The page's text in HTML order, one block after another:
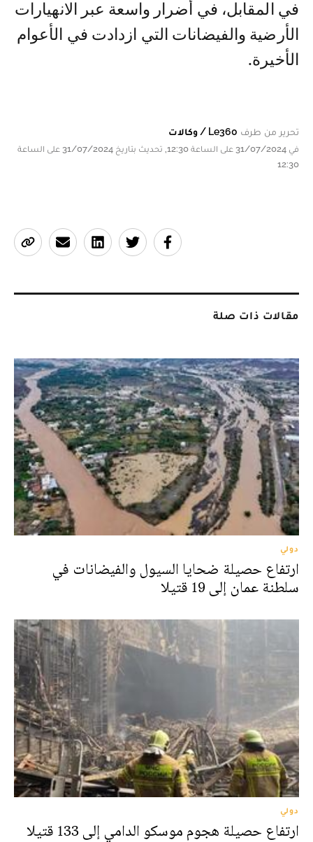
في المقابل، في أضرار واسعة عبر الانهيارات
الأرضية والفيضانات التي ازدادت في الأعوام
الأخيرة.
تحرير من طرف Le360 / وكالات
في 31/07/2024 على الساعة 12:30, تحديث بتاريخ 31/07/2024 على الساعة
12:30
مقالات ذات صلة
دولي
ارتفاع حصيلة ضحايا السيول والفيضانات في
سلطنة عمان إلى 19 قتيلا
دولي
ارتفاع حصيلة هجوم موسكو الدامي إلى 133 قتيلا